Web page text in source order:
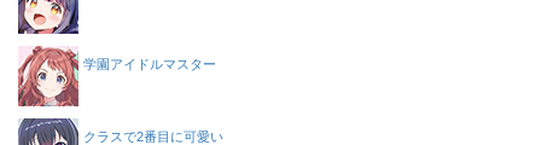
学園アイドルマスター
クラスで2番目に可愛い